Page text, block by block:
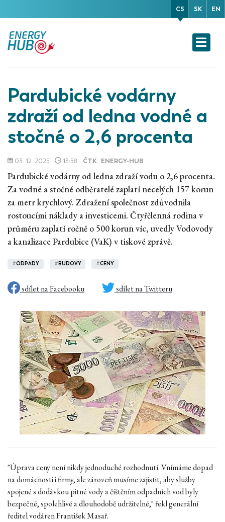
CS SK EN
Pardubické vodárny
zdraží od ledna vodné a
stočné o 2,6 procenta
03. 12. 2025 13:58 ČTK ENERGY-HUB
Pardubické vodárny od ledna zdraží vodu o 2,6 procenta.
Za vodné a stočné odběratelé zaplatí necelých 157 korun
za metr krychlový. Zdražení společnost zdůvodnila
rostoucími náklady a investicemi. Čtyřčlenná rodina v
průměru zaplatí ročně o 500 korun víc, uvedly Vodovody
a kanalizace Pardubice (VaK) v tiskové zprávě.
#ODPADY #BUDOVY #CENY
sdílet na Facebooku sdílet na Twitteru
"Úprava ceny není nikdy jednoduché rozhodnutí. Vnímáme dopad
na domácnosti i firmy, ale zároveň musíme zajistit, aby služby
spojené s dodávkou pitné vody a čištěním odpadních vod byly
bezpečné, spolehlivé a dlouhodobě udržitelné," řekl generální
ředitel vodáren František Masař.